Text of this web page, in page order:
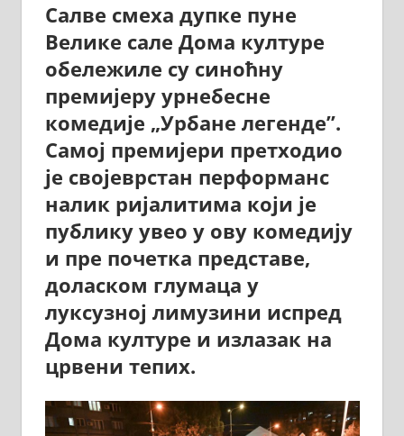
Салве смеха дупке пуне
Велике сале Дома културе
обележиле су синоћну
премијеру урнебесне
комедије „Урбане легенде”.
Самој премијери претходио
је својеврстан перформанс
налик ријалитима који је
публику увео у ову комедију
и пре почетка представе,
доласком глумаца у
луксузној лимузини испред
Дома културе и излазак на
црвени тепих.